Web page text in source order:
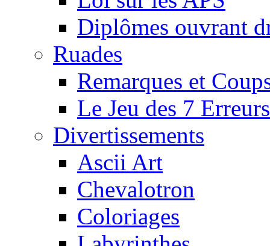
Diplômes ouvrant
Ruades
Remarques et
Le Jeu des 7 Erreurs
Divertissements
Ascii Art
Chevalotron
Coloriages